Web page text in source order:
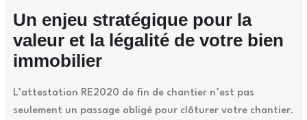
Un enjeu stratégique pour la
valeur et la légalité de votre bien
immobilier
L’attestation RE2020 de fin de chantier n’est pas
seulement un passage obligé pour clôturer votre chantier.